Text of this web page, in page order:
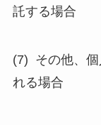
託する場合
(7) その他、
れる場合